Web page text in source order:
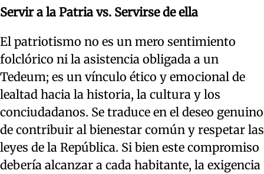
Servir a la Patria vs. Servirse de ella
El patriotismo no es un mero sentimiento
folclórico ni la asistencia obligada a un
Tedeum; es un vínculo ético y emocional de
lealtad hacia la historia, la cultura y los
conciudadanos. Se traduce en el deseo genuino
de contribuir al bienestar común y respetar las
leyes de la República. Si bien este compromiso
debería alcanzar a cada habitante, la exigencia